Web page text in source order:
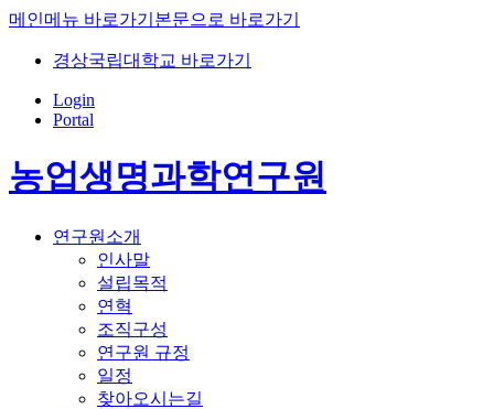
메인메뉴 바로가기 본문으로 바로가기
경상국립대학교 바로가기
Login
Portal
농업생명과학연구원
연구원소개
인사말
설립목적
연혁
조직구성
연구원 규정
일정
찾아오시는길